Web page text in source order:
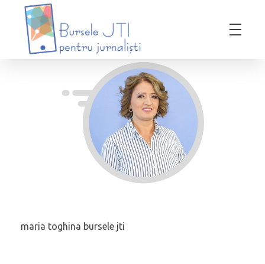
maria toghina bursele jti